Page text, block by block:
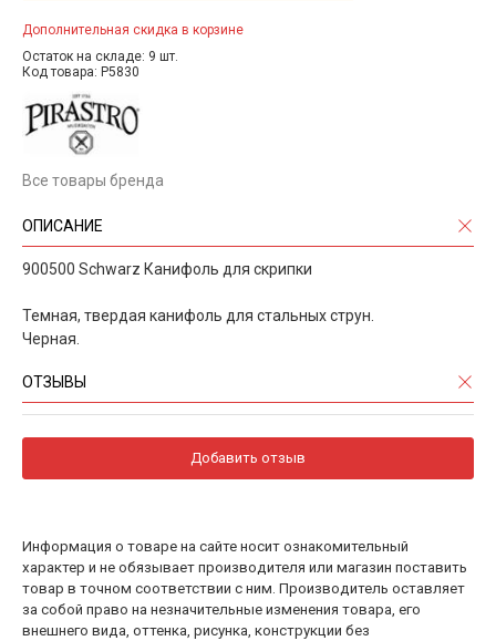
Дополнительная скидка в корзине
Остаток на складе: 9 шт.
Код товара: P5830
Все товары бренда
ОПИСАНИЕ
900500 Schwarz Канифоль для скрипки
Темная, твердая канифоль для стальных струн.
Черная.
ОТЗЫВЫ
Добавить отзыв
Информация о товаре на сайте носит ознакомительный
характер и не обязывает производителя или магазин поставить
товар в точном соответствии с ним. Производитель оставляет
за собой право на незначительные изменения товара, его
внешнего вида, оттенка, рисунка, конструкции без